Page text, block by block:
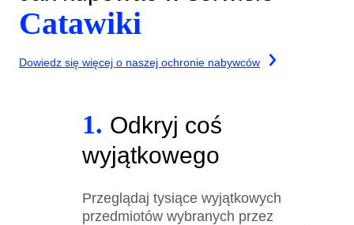
Catawiki
Dowiedz się więcej o naszej ochronie nabywców
1. Odkryj coś
wyjątkowego
Przeglądaj tysiące wyjątkowych
przedmiotów wybranych przez